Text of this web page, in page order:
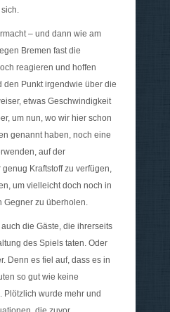
– und dann wie am
Bremen fast die
reagieren und hoffen
den Punkt irgendwie über die
etwas Geschwindigkeit
um nun, wo wir hier schon
genannt haben, noch eine
auf der
Kraftstoff zu verfügen,
um vielleicht doch noch in
Gegner zu überholen.
die Gäste, die ihrerseits
des Spiels taten. Oder
Denn es fiel auf, dass es in
so gut wie keine
wurde mehr und